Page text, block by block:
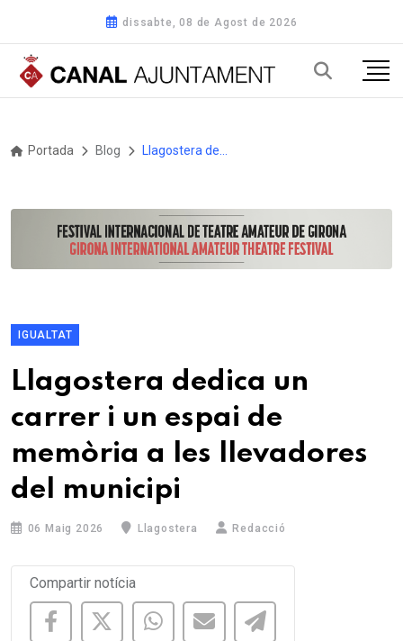
dissabte, 08 de Agost de 2026
Portada Blog
IGUALTAT
Llagostera dedica un
carrer i un espai de
memòria a les llevadores
del municipi
06 Maig 2026 Llagostera Redacció
Compartir notícia